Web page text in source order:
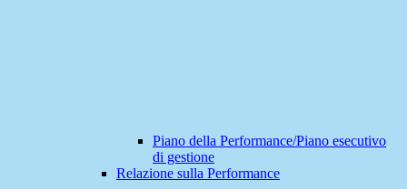
Piano della Performance/Piano esecutivo
di gestione
Relazione sulla Performance